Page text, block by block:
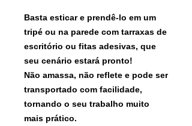
Basta esticar e prendê-lo em um
tripé ou na parede com tarraxas de
escritório ou fitas adesivas, que
seu cenário estará pronto!
Não amassa, não reflete e pode ser
transportado com facilidade,
tornando o seu trabalho muito
mais prático.